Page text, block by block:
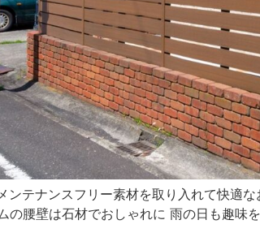
ンテナンスフリー素材を取り入れて快適
の腰壁は石材でおしゃれに 雨の日も趣味